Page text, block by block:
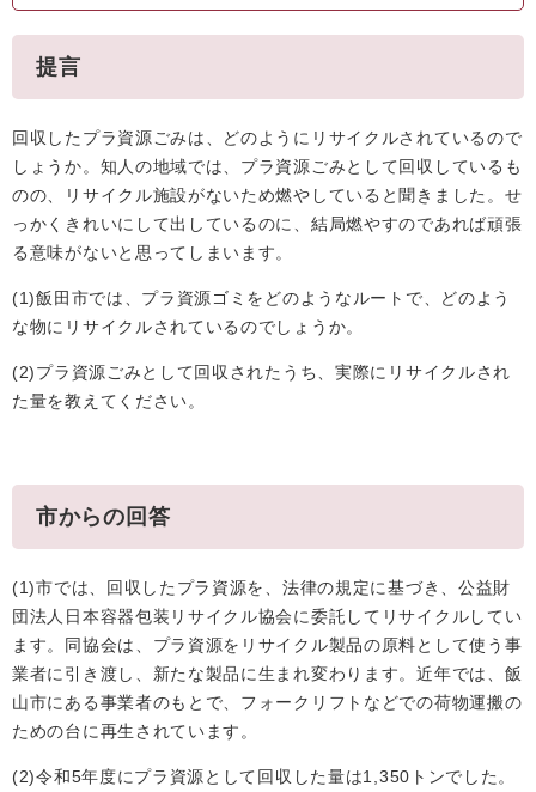
提言
回収したプラ資源ごみは、どのようにリサイクルされているので
しょうか。知人の地域では、プラ資源ごみとして回収しているも
のの、リサイクル施設がないため燃やしていると聞きました。せ
っかくきれいにして出しているのに、結局燃やすのであれば頑張
る意味がないと思ってしまいます。
(1)飯田市では、プラ資源ゴミをどのようなルートで、どのよう
な物にリサイクルされているのでしょうか。
(2)プラ資源ごみとして回収されたうち、実際にリサイクルされ
た量を教えてください。
市からの回答
(1)市では、回収したプラ資源を、法律の規定に基づき、公益財
団法人日本容器包装リサイクル協会に委託してリサイクルしてい
ます。同協会は、プラ資源をリサイクル製品の原料として使う事
業者に引き渡し、新たな製品に生まれ変わります。近年では、飯
山市にある事業者のもとで、フォークリフトなどでの荷物運搬の
ための台に再生されています。
(2)令和5年度にプラ資源として回収した量は1,350トンでした。